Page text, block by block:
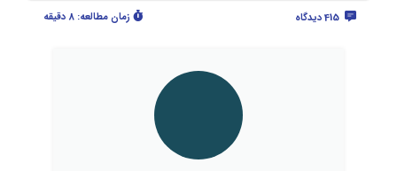
زمان مطالعه: 8 دقیقه